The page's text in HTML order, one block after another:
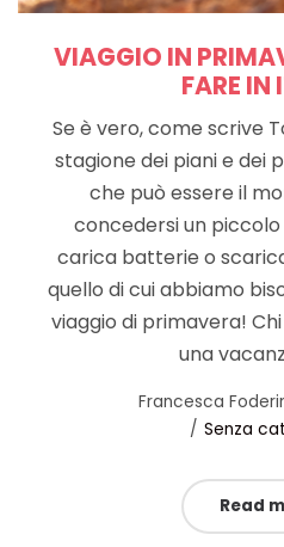
VIAGGIO IN
FARE IN
Se è vero, come scrive
stagione dei piani e dei
che può essere il
concedersi un
carica batterie o
quello di cui abbiamo
viaggio di primavera!
una
byFrancesca
Posted
Senza
Read